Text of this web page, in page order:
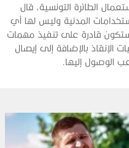
الطائرة التونسية، قال
المدنية وليس لها أي
قادرة على تنفيذ مهمات
الإنقاذ بالإضافة إلى إيصال
الوصول إليها.